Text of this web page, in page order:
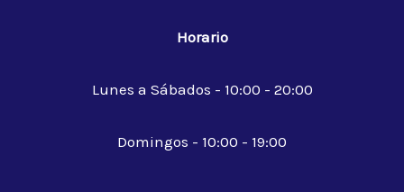
Horario
Lunes a Sábados - 10:00 - 20:00
Domingos - 10:00 - 19:00